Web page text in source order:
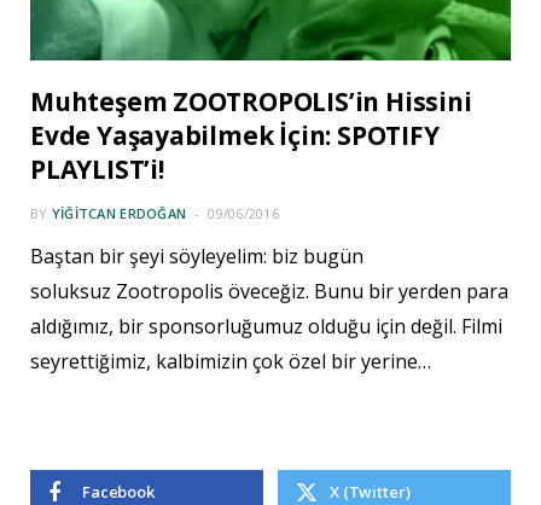
Muhteşem ZOOTROPOLIS’in Hissini
Evde Yaşayabilmek İçin: SPOTIFY
PLAYLIST’i!
BY YIĞITCAN ERDOĞAN 09/06/2016
Baştan bir şeyi söyleyelim: biz bugün
soluksuz Zootropolis öveceğiz. Bunu bir yerden para
aldığımız, bir sponsorluğumuz olduğu için değil. Filmi
seyrettiğimiz, kalbimizin çok özel bir yerine…
Facebook X (Twitter)